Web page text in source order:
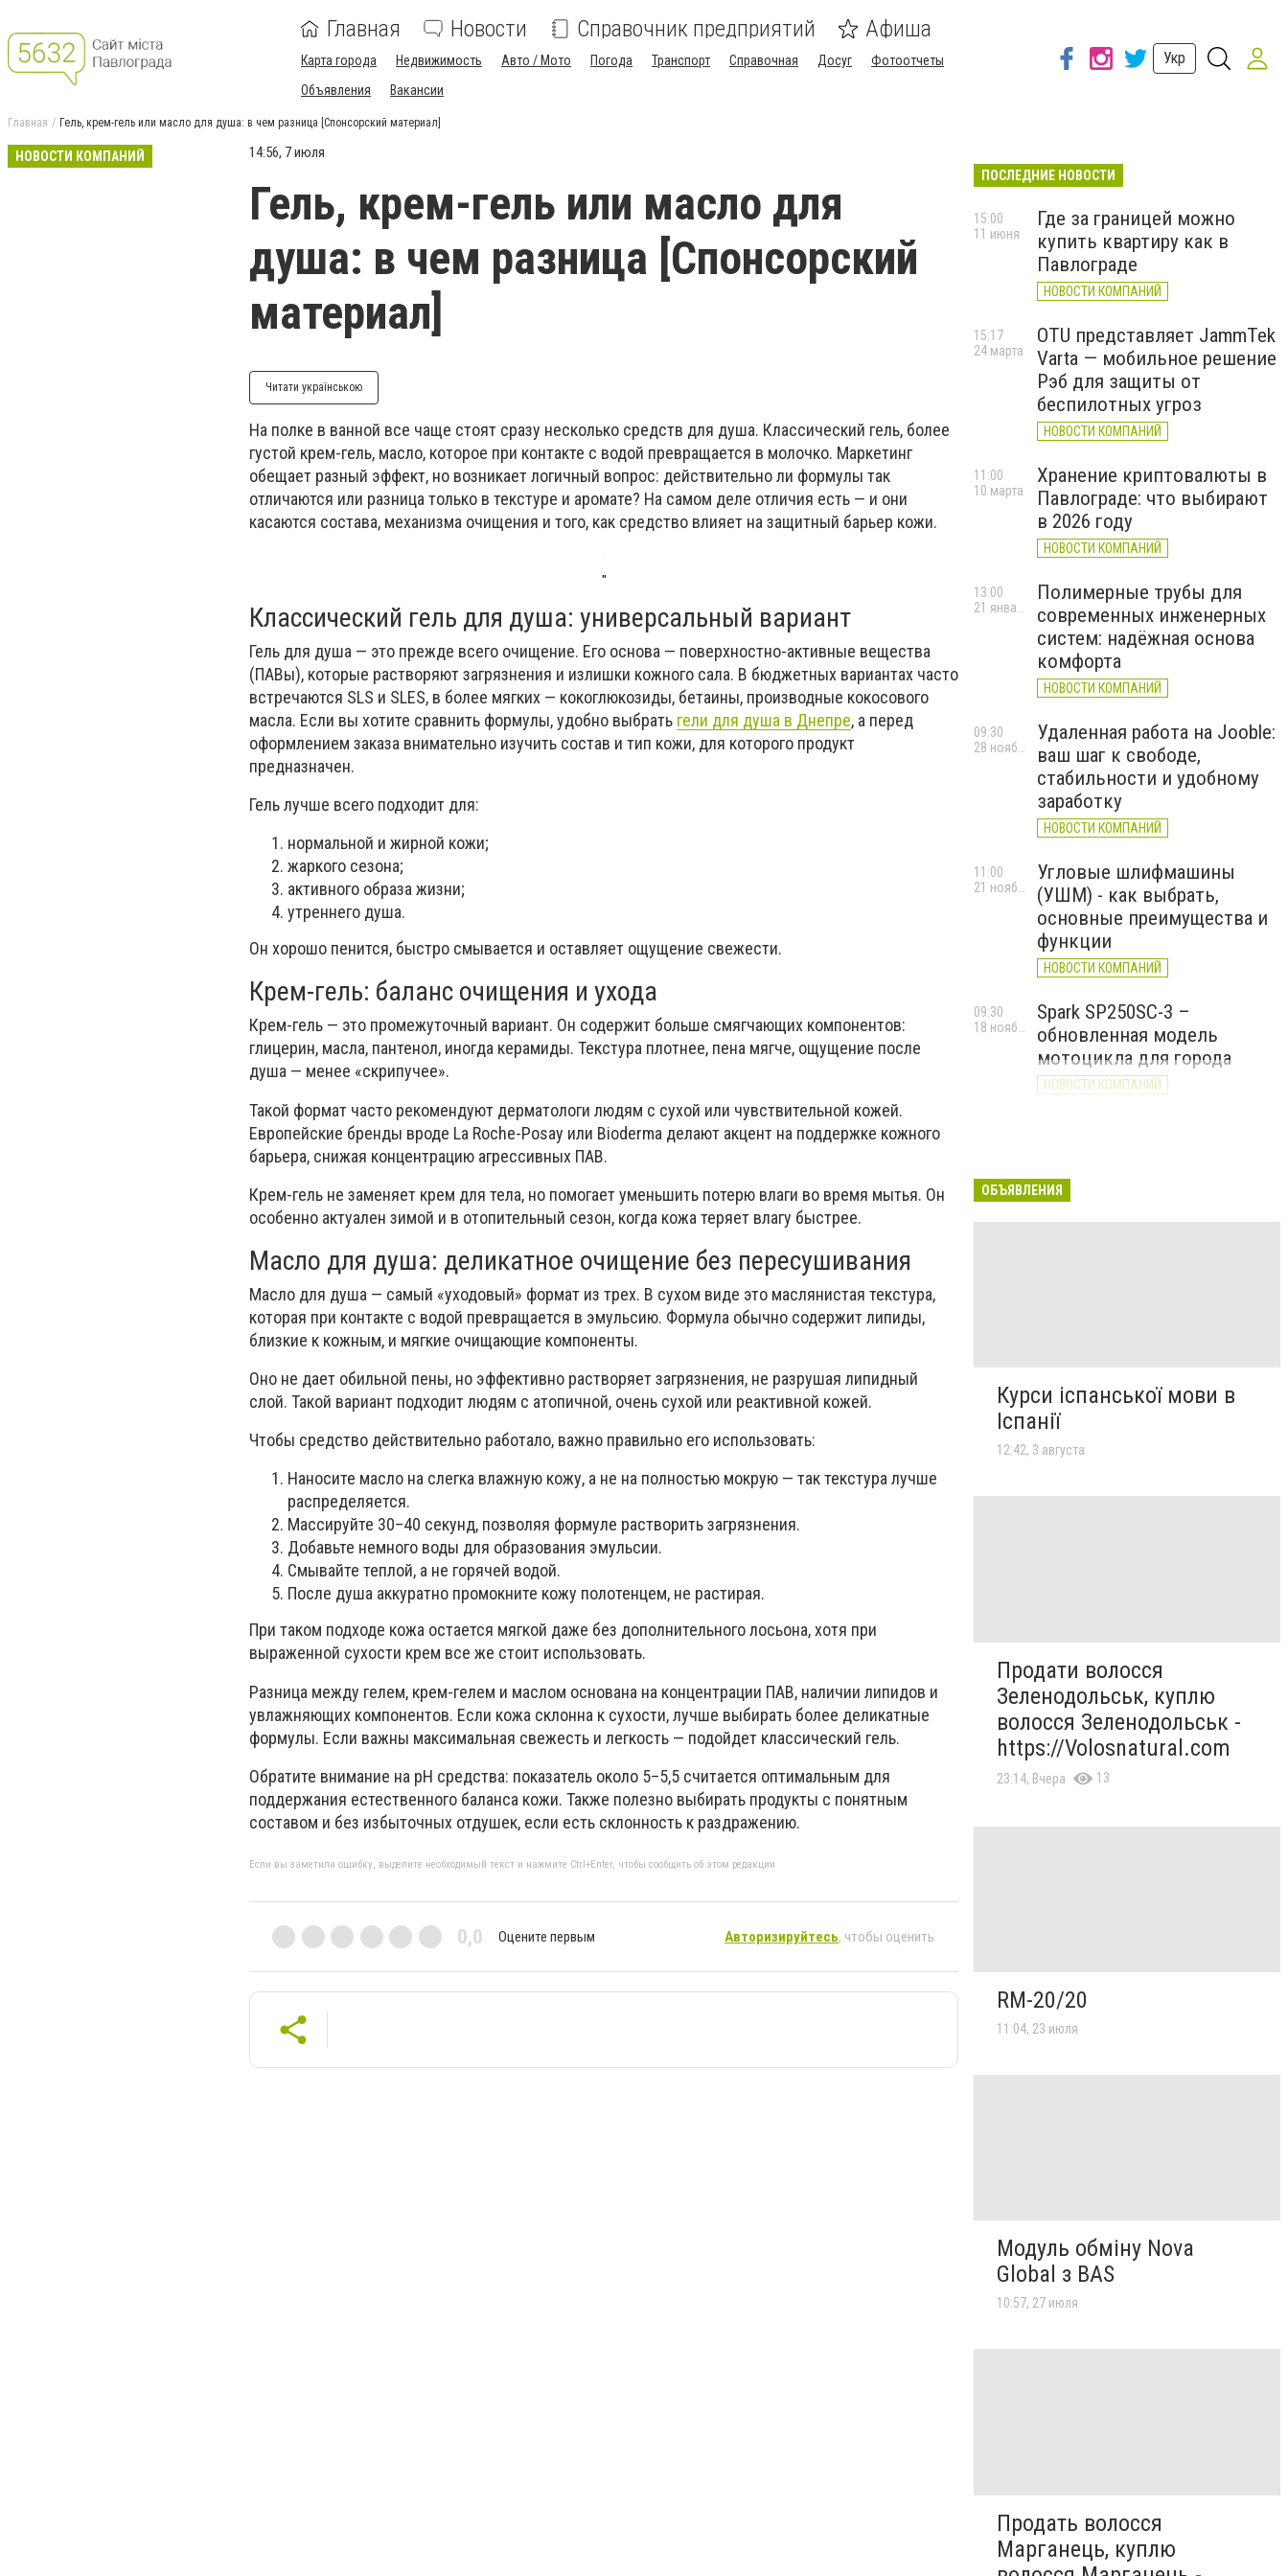
Главная Новости Справочник предприятий Афиша
Карта города Недвижимость Авто / Мото Погода Транспорт Справочная Досуг
Фотоотчеты
Объявления
Вакансии
Укр
Главная Гель, крем-гель или масло для душа: в чем разница [Спонсорский материал]
НОВОСТИ КОМПАНИЙ 14:56, 7 июля
Гель, крем-гель или масло для
душа: в чем разница [Спонсорский
материал]
Читати українською
На полке в ванной все чаще стоят сразу несколько средств для душа. Классический гель, более
густой крем-гель, масло, которое при контакте с водой превращается в молочко. Маркетинг
обещает разный эффект, но возникает логичный вопрос: действительно ли формулы так
отличаются или разница только в текстуре и аромате? На самом деле отличия есть — и они
касаются состава, механизма очищения и того, как средство влияет на защитный барьер кожи.
"
Классический гель для душа: универсальный вариант
Гель для душа — это прежде всего очищение. Его основа — поверхностно-активные вещества
(ПАВы), которые растворяют загрязнения и излишки кожного сала. В бюджетных вариантах часто
встречаются SLS и SLES, в более мягких — кокоглюкозиды, бетаины, производные кокосового
масла. Если вы хотите сравнить формулы, удобно выбрать гели для душа в Днепре, а перед
оформлением заказа внимательно изучить состав и тип кожи, для которого продукт
предназначен.
Гель лучше всего подходит для:
нормальной и жирной кожи;
жаркого сезона;
активного образа жизни;
утреннего душа.
Он хорошо пенится, быстро смывается и оставляет ощущение свежести.
Крем-гель: баланс очищения и ухода
Крем-гель — это промежуточный вариант. Он содержит больше смягчающих компонентов:
глицерин, масла, пантенол, иногда керамиды. Текстура плотнее, пена мягче, ощущение после
душа — менее «скрипучее».
Такой формат часто рекомендуют дерматологи людям с сухой или чувствительной кожей.
Европейские бренды вроде La Roche-Posay или Bioderma делают акцент на поддержке кожного
барьера, снижая концентрацию агрессивных ПАВ.
Крем-гель не заменяет крем для тела, но помогает уменьшить потерю влаги во время мытья. Он
особенно актуален зимой и в отопительный сезон, когда кожа теряет влагу быстрее.
Масло для душа: деликатное очищение без пересушивания
Масло для душа — самый «уходовый» формат из трех. В сухом виде это маслянистая текстура,
которая при контакте с водой превращается в эмульсию. Формула обычно содержит липиды,
близкие к кожным, и мягкие очищающие компоненты.
Оно не дает обильной пены, но эффективно растворяет загрязнения, не разрушая липидный
слой. Такой вариант подходит людям с атопичной, очень сухой или реактивной кожей.
Чтобы средство действительно работало, важно правильно его использовать:
Наносите масло на слегка влажную кожу, а не на полностью мокрую — так текстура лучше
распределяется.
Массируйте 30–40 секунд, позволяя формуле растворить загрязнения.
Добавьте немного воды для образования эмульсии.
Смывайте теплой, а не горячей водой.
После душа аккуратно промокните кожу полотенцем, не растирая.
При таком подходе кожа остается мягкой даже без дополнительного лосьона, хотя при
выраженной сухости крем все же стоит использовать.
Разница между гелем, крем-гелем и маслом основана на концентрации ПАВ, наличии липидов и
увлажняющих компонентов. Если кожа склонна к сухости, лучше выбирать более деликатные
формулы. Если важны максимальная свежесть и легкость — подойдет классический гель.
Обратите внимание на pH средства: показатель около 5–5,5 считается оптимальным для
поддержания естественного баланса кожи. Также полезно выбирать продукты с понятным
составом и без избыточных отдушек, если есть склонность к раздражению.
Если вы заметили ошибку, выделите необходимый текст и нажмите Ctrl+Enter, чтобы сообщить об этом редакции
0,0 Оцените первым Авторизируйтесь, чтобы оценить
ПОСЛЕДНИЕ НОВОСТИ
Где за границей можно
купить квартиру как в
Павлограде
НОВОСТИ КОМПАНИЙ
15:00
11 июня
OTU представляет JammTek
Varta — мобильное решение
Рэб для защиты от
беспилотных угроз
НОВОСТИ КОМПАНИЙ
15:17
24 марта
Хранение криптовалюты в
Павлограде: что выбирают
в 2026 году
НОВОСТИ КОМПАНИЙ
11:00
10 марта
Полимерные трубы для
современных инженерных
систем: надёжная основа
комфорта
НОВОСТИ КОМПАНИЙ
13:00
Удаленная работа на Jooble:
ваш шаг к свободе,
стабильности и удобному
заработку
НОВОСТИ КОМПАНИЙ
09:30
Угловые шлифмашины
(УШМ) - как выбрать,
основные преимущества и
функции
НОВОСТИ КОМПАНИЙ
11:00
Spark SP250SC-3 –
обновленная модель
мотоцикла для города
НОВОСТИ КОМПАНИЙ
09:30
ОБЪЯВЛЕНИЯ
Курси іспанської мови в
Іспанії
12:42, 3 августа
Продати волосся
Зеленодольськ, куплю
волосся Зеленодольськ -
https://Volosnatural.com
23:14, Вчера 13
RM-20/20
11:04, 23 июля
Модуль обміну Nova
Global з BAS
10:57, 27 июля
Продать волосся
Марганець, куплю